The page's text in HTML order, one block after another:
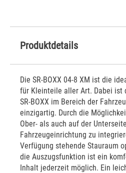
Produktdetails
Die SR-BOXX 04-8 XM ist die
für Kleinteile aller Art. Dabei ist
SR-BOXX im Bereich der
einzigartig. Durch die
Ober- als auch auf der
Fahrzeugeinrichtung zu
Verfügung stehende Stauraum
die Auszugsfunktion ist ein
Inhalt jederzeit möglich. Ein